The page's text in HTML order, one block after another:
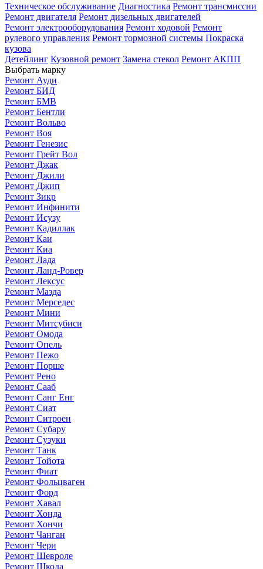
Техническое обслуживание Диагностика Ремонт трансмиссии
Ремонт двигателя Ремонт дизельных двигателей
Ремонт электрооборудования Ремонт ходовой Ремонт
рулевого управления Ремонт тормозной системы Покраска
кузова
Детейлинг Кузовной ремонт Замена стекол Ремонт АКПП
Выбрать марку
Ремонт Ауди
Ремонт БИД
Ремонт БМВ
Ремонт Бентли
Ремонт Вольво
Ремонт Воя
Ремонт Генезис
Ремонт Грейт Вол
Ремонт Джак
Ремонт Джили
Ремонт Джип
Ремонт Зикр
Ремонт Инфинити
Ремонт Исузу
Ремонт Кадиллак
Ремонт Каи
Ремонт Киа
Ремонт Лада
Ремонт Ланд-Ровер
Ремонт Лексус
Ремонт Мазда
Ремонт Мерседес
Ремонт Мини
Ремонт Митсубиси
Ремонт Омода
Ремонт Опель
Ремонт Пежо
Ремонт Порше
Ремонт Рено
Ремонт Сааб
Ремонт Санг Енг
Ремонт Сиат
Ремонт Ситроен
Ремонт Субару
Ремонт Сузуки
Ремонт Танк
Ремонт Тойота
Ремонт Фиат
Ремонт Фольцваген
Ремонт Форд
Ремонт Хавал
Ремонт Хонда
Ремонт Хончи
Ремонт Чанган
Ремонт Чери
Ремонт Шевроле
Ремонт Шкода